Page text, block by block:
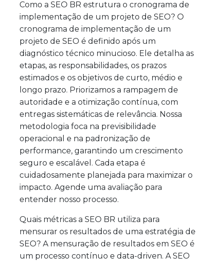
Como a SEO BR estrutura o cronograma de
implementação de um projeto de SEO? O
cronograma de implementação de um
projeto de SEO é definido após um
diagnóstico técnico minucioso. Ele detalha as
etapas, as responsabilidades, os prazos
estimados e os objetivos de curto, médio e
longo prazo. Priorizamos a rampagem de
autoridade e a otimização contínua, com
entregas sistemáticas de relevância. Nossa
metodologia foca na previsibilidade
operacional e na padronização de
performance, garantindo um crescimento
seguro e escalável. Cada etapa é
cuidadosamente planejada para maximizar o
impacto. Agende uma avaliação para
entender nosso processo.
Quais métricas a SEO BR utiliza para
mensurar os resultados de uma estratégia de
SEO? A mensuração de resultados em SEO é
um processo contínuo e data-driven. A SEO